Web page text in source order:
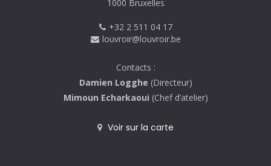
1000 Bruxelles
+32 2 511 04 17
louvroir@louvroir.be
Contacts :
Damien Logghe (Directeur)
Mimoun Echarkaoui (Chef d’atelier)
Voir sur la carte